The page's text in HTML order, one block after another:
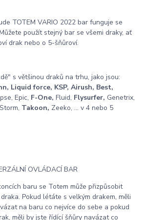
TOTEM VARIO 2022 bar funguje se
použít stejný bar se všemi draky, ať
drak nebo o 5-šňůroví.
s většinou draků na trhu, jako jsou:
Liquid force, KSP, Airush, Best,
Epic, F-One, Fluid, Flysurfer, Genetrix,
Takoon, Zeeko, ... v 4 nebo 5
OVLÁDACÍ BAR
baru se Totem může přizpůsobit
Pokud létáte s velkým drakem, měli
na baru co nejvíce do sebe a pokud
měli by jste řídící šňůry navázat co